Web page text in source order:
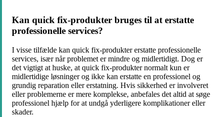
Kan quick fix-produkter bruges til at erstatte
professionelle services?
I visse tilfælde kan quick fix-produkter erstatte professionelle
services, især når problemet er mindre og midlertidigt. Dog er
det vigtigt at huske, at quick fix-produkter normalt kun er
midlertidige løsninger og ikke kan erstatte en professionel og
grundig reparation eller erstatning. Hvis sikkerhed er involveret
eller problemerne er mere komplekse, anbefales det altid at søge
professionel hjælp for at undgå yderligere komplikationer eller
skader.